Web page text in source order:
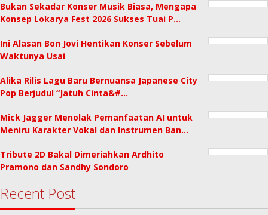
Bukan Sekadar Konser Musik Biasa, Mengapa
Konsep Lokarya Fest 2026 Sukses Tuai P…
Ini Alasan Bon Jovi Hentikan Konser Sebelum
Waktunya Usai
Alika Rilis Lagu Baru Bernuansa Japanese City
Pop Berjudul “Jatuh Cinta&#…
Mick Jagger Menolak Pemanfaatan AI untuk
Meniru Karakter Vokal dan Instrumen Ban…
Tribute 2D Bakal Dimeriahkan Ardhito
Pramono dan Sandhy Sondoro
Recent Post